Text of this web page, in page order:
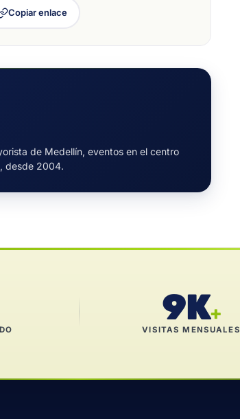
Copiar enlace
de Medellín, eventos en el centro
desde 2004.
9K+
VISITAS MENSUALES